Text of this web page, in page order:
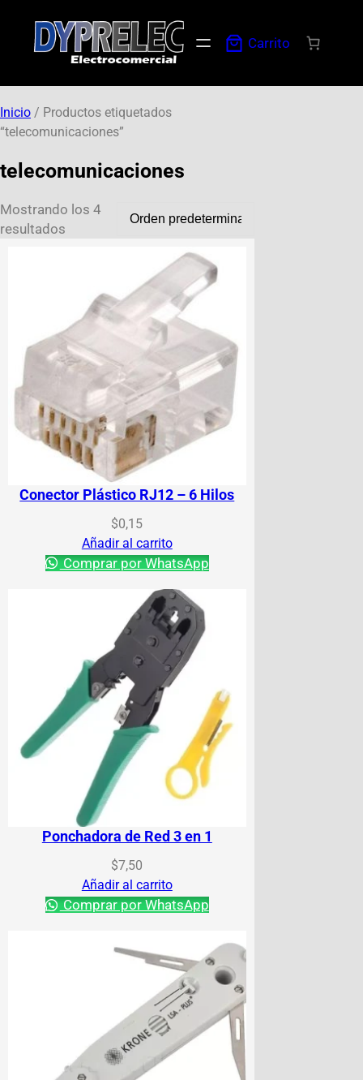
Carrito
Inicio / Productos etiquetados
“telecomunicaciones”
telecomunicaciones
Mostrando los 4
resultados
Conector Plástico RJ12 – 6 Hilos
$0,15
Añadir al carrito
Comprar por WhatsApp
Ponchadora de Red 3 en 1
$7,50
Añadir al carrito
Comprar por WhatsApp